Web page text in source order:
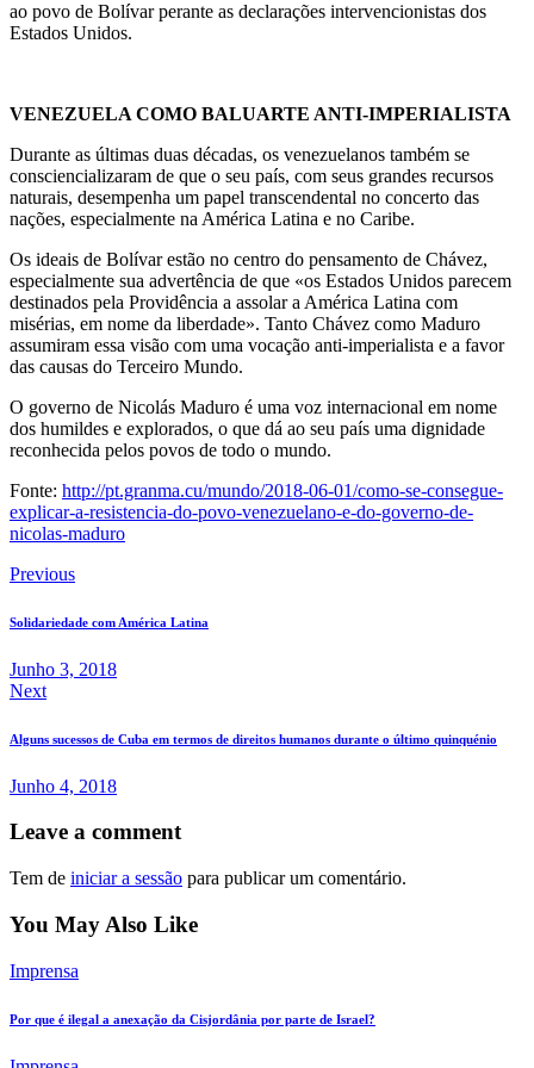
ao povo de Bolívar perante as declarações intervencionistas dos
Estados Unidos.
VENEZUELA COMO BALUARTE ANTI-IMPERIALISTA
Durante as últimas duas décadas, os venezuelanos também se
consciencializaram de que o seu país, com seus grandes recursos
naturais, desempenha um papel transcendental no concerto das
nações, especialmente na América Latina e no Caribe.
Os ideais de Bolívar estão no centro do pensamento de Chávez,
especialmente sua advertência de que «os Estados Unidos parecem
destinados pela Providência a assolar a América Latina com
misérias, em nome da liberdade». Tanto Chávez como Maduro
assumiram essa visão com uma vocação anti-imperialista e a favor
das causas do Terceiro Mundo.
O governo de Nicolás Maduro é uma voz internacional em nome
dos humildes e explorados, o que dá ao seu país uma dignidade
reconhecida pelos povos de todo o mundo.
Fonte: http://pt.granma.cu/mundo/2018-06-01/como-se-consegue-
explicar-a-resistencia-do-povo-venezuelano-e-do-governo-de-
nicolas-maduro
Navegação
de
Previous
Solidariedade com América Latina
Junho 3, 2018
Next
Alguns sucessos de Cuba em termos de direitos humanos durante o último quinquénio
Junho 4, 2018
Leave a comment
Tem de iniciar a sessão para publicar um comentário.
You May Also Like
Imprensa
Por que é ilegal a anexação da Cisjordânia por parte de Israel?